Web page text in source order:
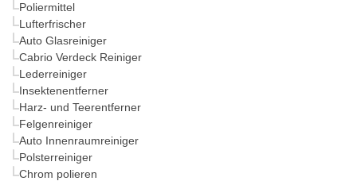
Poliermittel
Lufterfrischer
Auto Glasreiniger
Cabrio Verdeck Reiniger
Lederreiniger
Insektenentferner
Harz- und Teerentferner
Felgenreiniger
Auto Innenraumreiniger
Polsterreiniger
Chrom polieren